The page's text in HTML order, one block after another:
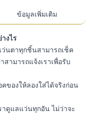
ข้อมูลเพิ่มเติม
งไร
ว่นตาทุกชิ้นสามารถเช็ค
สามารถแจ้งเราเพื่อรับ
ของให้ลองใส่ได้จริงก่อน
าดูแลแว่นทุกอัน ไม่ว่าจะ